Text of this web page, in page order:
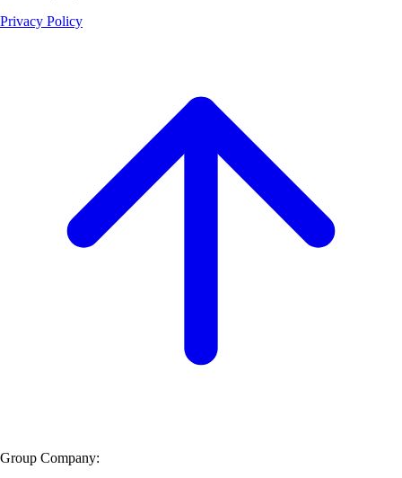
Privacy Policy
Group Company: